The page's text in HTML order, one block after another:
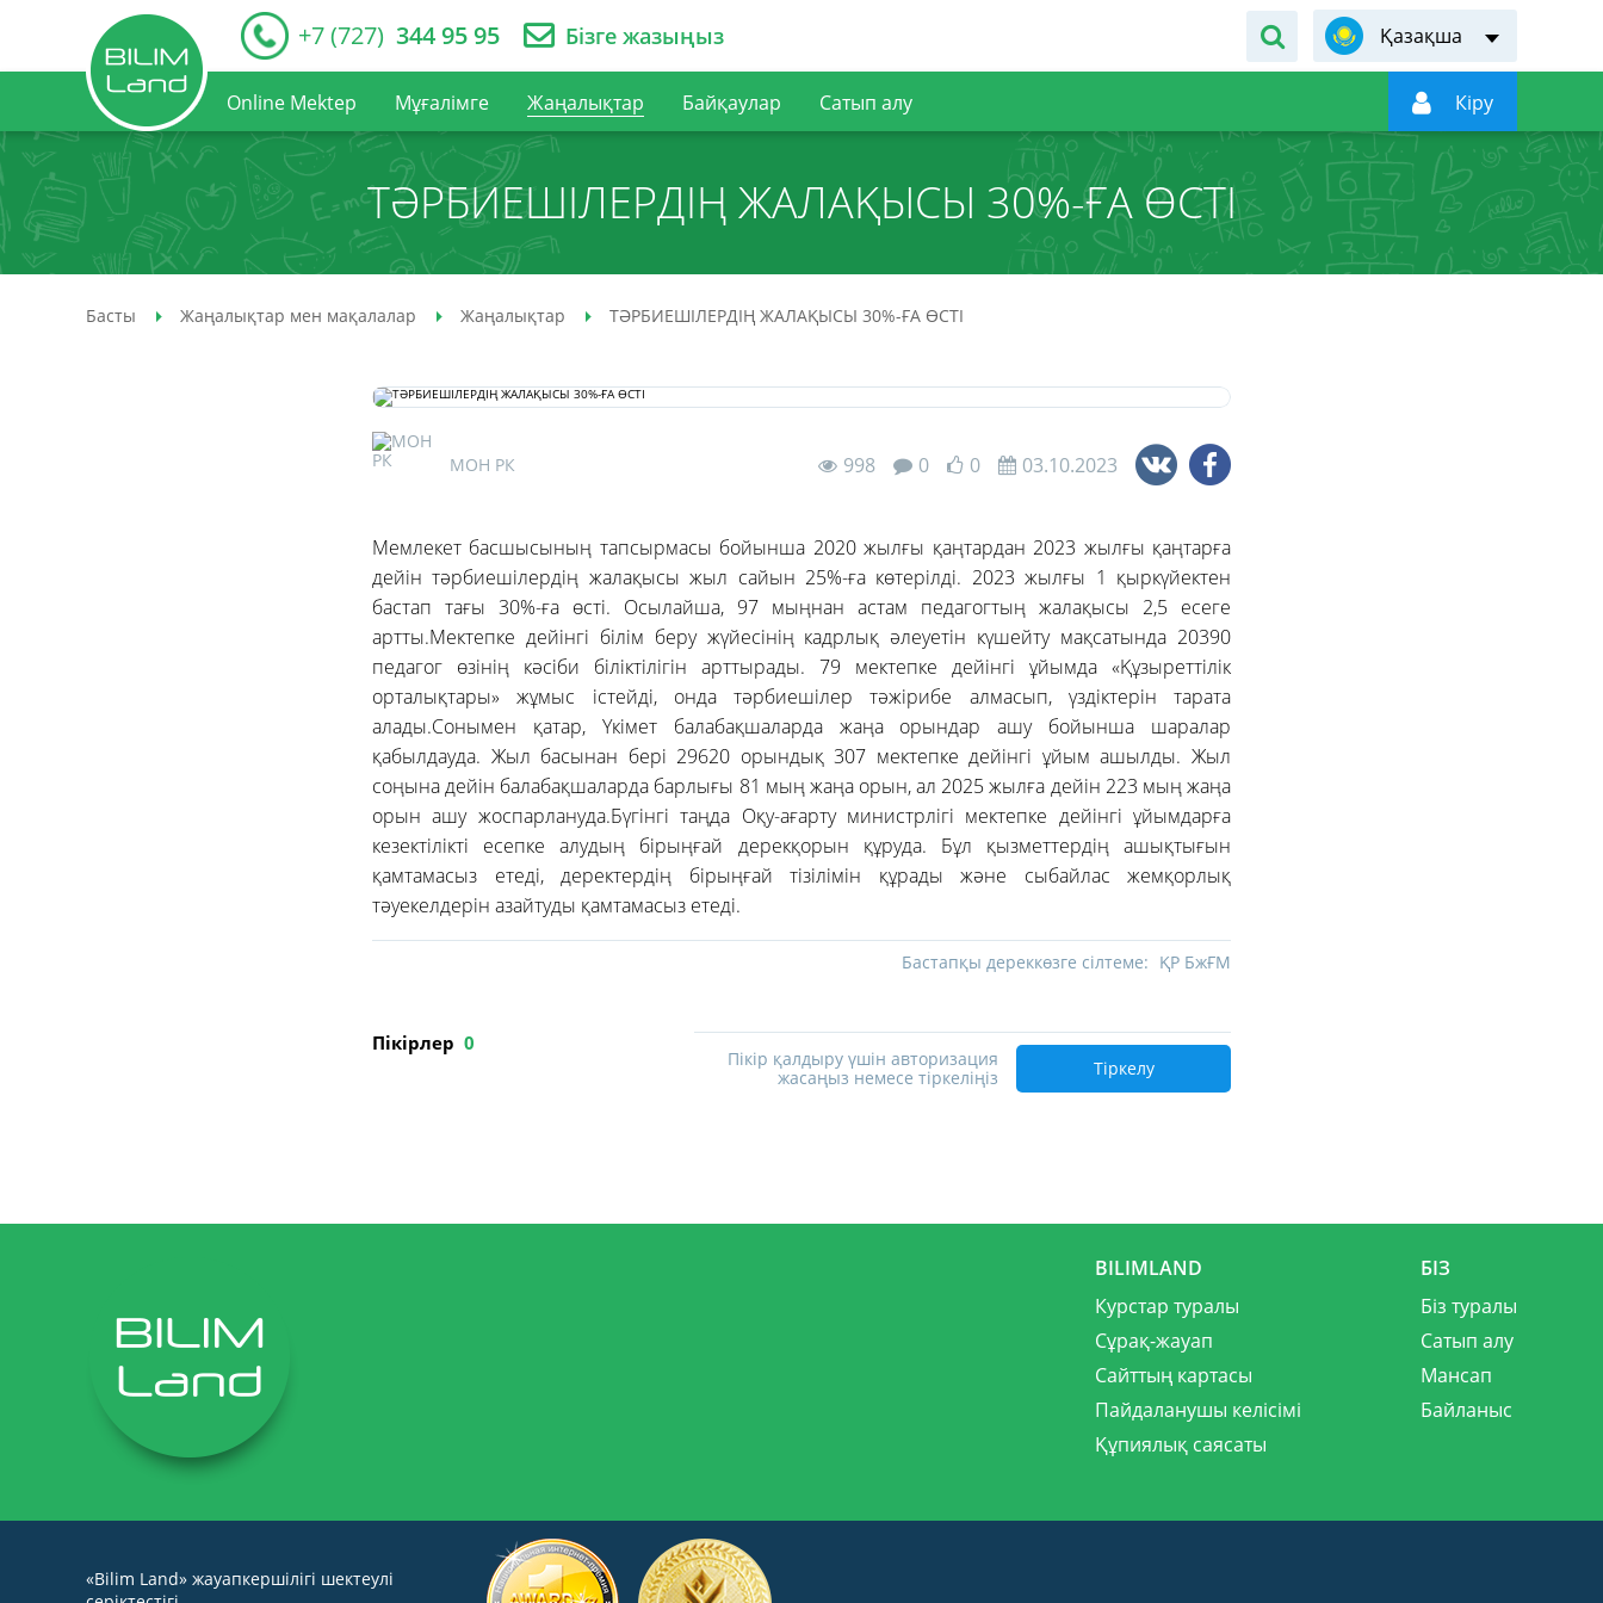
+7 (727) 344 95 95 Бізге жазыңыз Қазақша
Online Mektep Мұғалімге Жаңалықтар Байқаулар Сатып алу  Кiру
ТӘРБИЕШІЛЕРДІҢ ЖАЛАҚЫСЫ 30%-ҒА ӨСТІ
Басты Жаңалықтар мен мақалалар Жаңалықтар ТӘРБИЕШІЛЕРДІҢ ЖАЛАҚЫСЫ 30%-ҒА ӨСТІ
МОН РК 998 0 0 03.10.2023
Мемлекет басшысының тапсырмасы бойынша 2020 жылғы қаңтардан 2023 жылғы қаңтарға
дейін тәрбиешілердің жалақысы жыл сайын 25%-ға көтерілді. 2023 жылғы 1 қыркүйектен
бастап тағы 30%-ға өсті. Осылайша, 97 мыңнан астам педагогтың жалақысы 2,5 есеге
артты.Мектепке дейінгі білім беру жүйесінің кадрлық әлеуетін күшейту мақсатында 20390
педагог өзінің кәсіби біліктілігін арттырады. 79 мектепке дейінгі ұйымда «Құзыреттілік
орталықтары» жұмыс істейді, онда тәрбиешілер тәжірибе алмасып, үздіктерін тарата
алады.Сонымен қатар, Үкімет балабақшаларда жаңа орындар ашу бойынша шаралар
қабылдауда. Жыл басынан бері 29620 орындық 307 мектепке дейінгі ұйым ашылды. Жыл
соңына дейін балабақшаларда барлығы 81 мың жаңа орын, ал 2025 жылға дейін 223 мың жаңа
орын ашу жоспарлануда.Бүгінгі таңда Оқу-ағарту министрлігі мектепке дейінгі ұйымдарға
кезектілікті есепке алудың бірыңғай дерекқорын құруда. Бұл қызметтердің ашықтығын
қамтамасыз етеді, деректердің бірыңғай тізілімін құрады және сыбайлас жемқорлық
тәуекелдерін азайтуды қамтамасыз етеді.
Бастапқы дереккөзге сілтеме: ҚР БжҒМ
Пікірлер 0
Пікір қалдыру үшін авторизация
жасаңыз немесе тіркеліңіз
Тіркелу
BILIMLAND
Курстар туралы
Сұрақ-жауап
Сайттың картасы
Пайдаланушы келісімі
Құпиялық саясаты
БІЗ
Біз туралы
Сатып алу
Мансап
Байланыс
«Bilim Land» жауапкершілігі шектеулі